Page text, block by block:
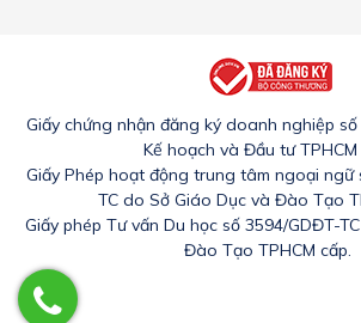
Giấy chứng nhận đăng ký doanh nghiệp
Kế hoạch và Đầu tư TPHCM
Giấy Phép hoạt động trung tâm ngoại ngữ
TC do Sở Giáo Dục và Đào Tạo
Giấy phép Tư vấn Du học số 3594/GDĐT-
Đào Tạo TPHCM cấp.